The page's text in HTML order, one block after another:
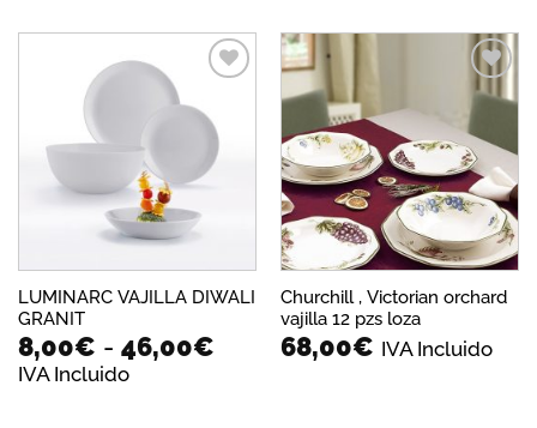
18,00€
hasta
45,00€
a la
lista de
deseos
LUMINARC VAJILLA DIWALI
GRANIT
8,00€ - 46,00€Rango
IVA Incluido
Añadir
a la
lista de
deseos
Churchill , Victorian orchard
vajilla 12 pzs loza
68,00€ IVA Incluido